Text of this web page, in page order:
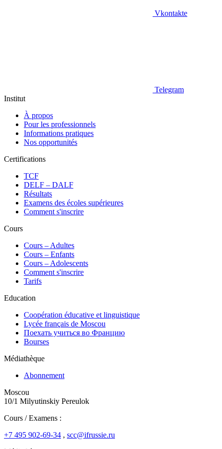
Vkontakte
Telegram
Institut
À propos
Pour les professionnels
Informations pratiques
Nos opportunités
Certifications
TCF
DELF – DALF
Résultats
Examens des écoles supérieures
Comment s'inscrire
Cours
Сours – Adultes
Cours – Enfants
Cours – Adolescents
Comment s'inscrire
Tarifs
Education
Coopération éducative et linguistique
Lycée français de Moscou
Поехать учиться во Францию
Bourses
Médiathèque
Abonnement
Moscou
10/1 Milyutinskiy Pereulok
Cours / Examens :
+7 495 902-69-34 , scc@ifrussie.ru